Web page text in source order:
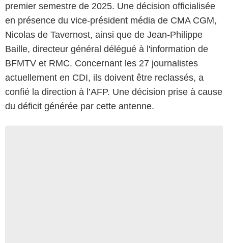
premier semestre de 2025. Une décision officialisée
en présence du vice-président média de CMA CGM,
Nicolas de Tavernost, ainsi que de Jean-Philippe
Baille, directeur général délégué à l'information de
BFMTV et RMC. Concernant les 27 journalistes
actuellement en CDI, ils doivent être reclassés, a
confié la direction à l’AFP. Une décision prise à cause
du déficit générée par cette antenne.